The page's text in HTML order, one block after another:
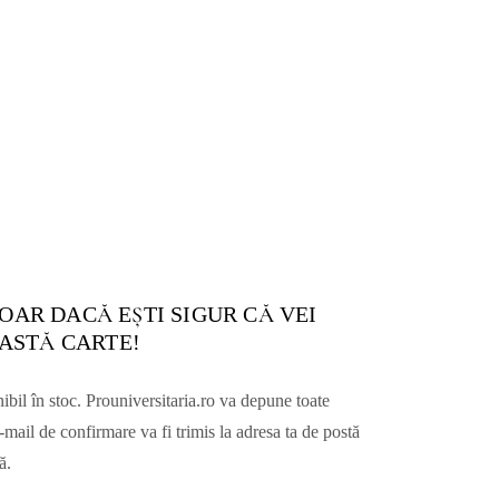
DACĂ EŞTI SIGUR CĂ VEI
CARTE!
în stoc. Prouniversitaria.ro va depune toate
de confirmare va fi trimis la adresa ta de postă